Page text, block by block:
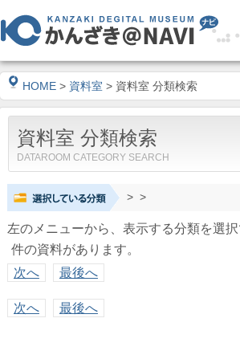
HOME > 資料室 > 資料室 分類検索
資料室 分類検索
DATAROOM CATEGORY SEARCH
> >
左のメニューから、表示する分類を選択
件の資料があります。
次へ
最後へ
次へ 最後へ